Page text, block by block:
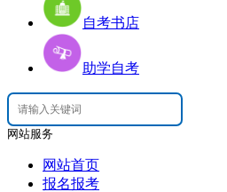
自考书店
助学自考
网站服务
网站首页
报名报考